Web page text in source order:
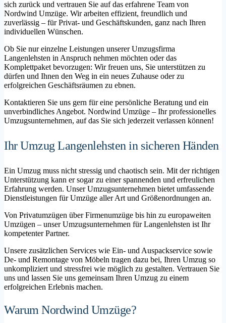
sich zurück und vertrauen Sie auf das erfahrene Team von
Nordwind Umzüge. Wir arbeiten effizient, freundlich und
zuverlässig – für Privat- und Geschäftskunden, ganz nach Ihren
individuellen Wünschen.
Ob Sie nur einzelne Leistungen unserer Umzugsfirma
Langenlehsten in Anspruch nehmen möchten oder das
Komplettpaket bevorzugen: Wir freuen uns, Sie unterstützen zu
dürfen und Ihnen den Weg in ein neues Zuhause oder zu
erfolgreichen Geschäftsräumen zu ebnen.
Kontaktieren Sie uns gern für eine persönliche Beratung und ein
unverbindliches Angebot. Nordwind Umzüge – Ihr professionelles
Umzugsunternehmen, auf das Sie sich jederzeit verlassen können!
Ihr Umzug Langenlehsten in sicheren Händen
Ein Umzug muss nicht stressig und chaotisch sein. Mit der richtigen
Unterstützung kann er sogar zu einer spannenden und erfreulichen
Erfahrung werden. Unser Umzugsunternehmen bietet umfassende
Dienstleistungen für Umzüge aller Art und Größenordnungen an.
Von Privatumzügen über Firmenumzüge bis hin zu europaweiten
Umzügen – unser Umzugsunternehmen für Langenlehsten ist Ihr
kompetenter Partner.
Unsere zusätzlichen Services wie Ein- und Auspackservice sowie
De- und Remontage von Möbeln tragen dazu bei, Ihren Umzug so
unkompliziert und stressfrei wie möglich zu gestalten. Vertrauen Sie
uns und lassen Sie uns gemeinsam Ihren Umzug zu einem
erfolgreichen Erlebnis machen.
Warum Nordwind Umzüge?